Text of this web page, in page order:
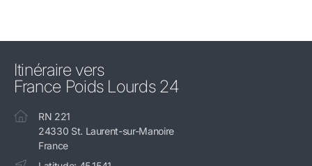
Itinéraire vers
France Poids Lourds 24
RN 221
24330 St. Laurent-sur-Manoire
France